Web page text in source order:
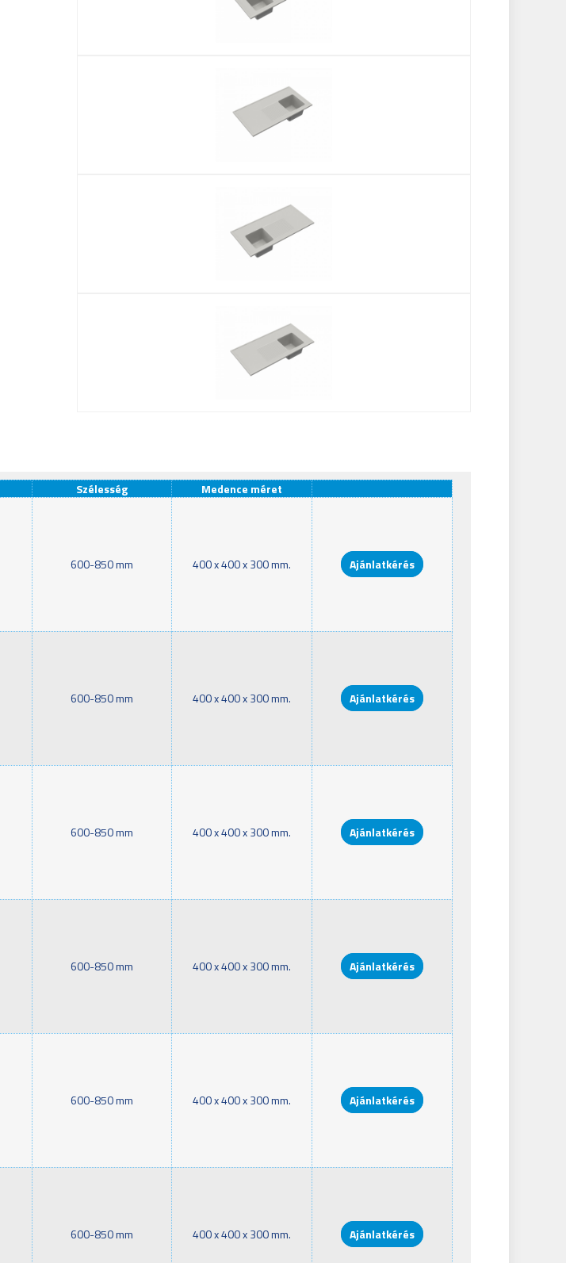
Szélesség Medence méret
600-850 mm 400 x 400 x 300 mm. Ajánlatkérés
600-850 mm 400 x 400 x 300 mm. Ajánlatkérés
600-850 mm 400 x 400 x 300 mm. Ajánlatkérés
600-850 mm 400 x 400 x 300 mm. Ajánlatkérés
600-850 mm 400 x 400 x 300 mm. Ajánlatkérés
600-850 mm 400 x 400 x 300 mm. Ajánlatkérés